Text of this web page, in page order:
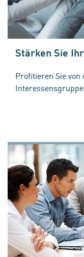
Stärken Sie
Profitieren Sie